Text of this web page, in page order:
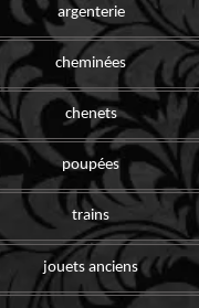
argenterie
cheminées
chenets
poupées
trains
jouets anciens